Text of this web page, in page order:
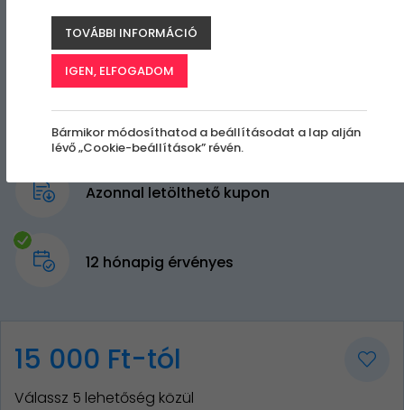
Azonnal letölthető kupon
12 hónapig érvényes
15 000 Ft-tól
Válassz 5 lehetőség közül
TOVÁBBI INFORMÁCIÓ
IGEN, ELFOGADOM
Bármikor módosíthatod a beállításodat a lap alján
lévő „Cookie-beállítások” révén.